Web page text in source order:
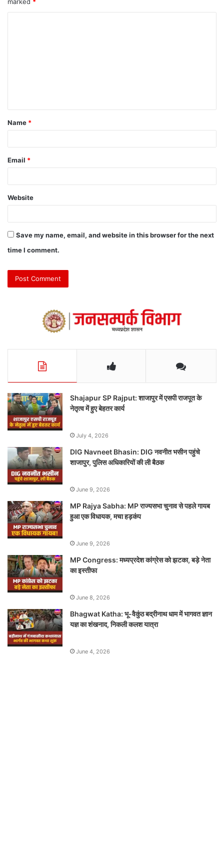
Name *
Email *
Website
Save my name, email, and website in this browser for the next
time I comment.
Shajapur SP Rajput: शाजापुर में एसपी राजपूत के
नेतृत्व में हुए बेहतर कार्य
July 4, 2026
DIG Navneet Bhasin: DIG नवनीत भसीन पहुंचे
शाजापुर, पुलिस अधिकारियों की ली बैठक
June 9, 2026
MP Rajya Sabha: MP राज्यसभा चुनाव से पहले गायब
हुआ एक विधायक, मचा हड़कंप
June 9, 2026
MP Congress: मध्यप्रदेश कांग्रेस को झटका, बड़े नेता
का इस्तीफा
June 8, 2026
Bhagwat Katha: भू-वैकुंठ बद्रीनाथ धाम में भागवत ज्ञान
यज्ञ का शंखनाद, निकली कलश यात्रा
June 4, 2026